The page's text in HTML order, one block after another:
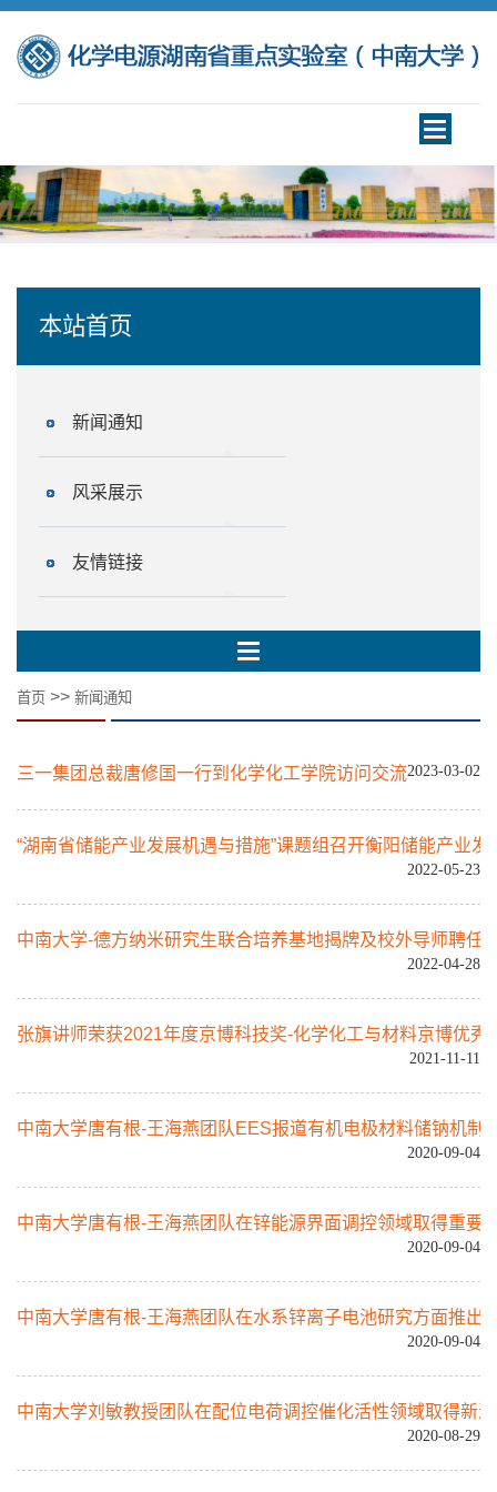
Toggle
navigation
本站首页
新闻通知
风采展示
友情链接
首页 >> 新闻通知
三一集团总裁唐修国一行到化学化工学院访问交流2023-03-02
“湖南省储能产业发展机遇与措施”课题组召开衡阳储能产业发
2022-05-23
中南大学-德方纳米研究生联合培养基地揭牌及校外导师聘任
2022-04-28
张旗讲师荣获2021年度京博科技奖-化学化工与材料京博优秀
2021-11-11
中南大学唐有根-王海燕团队EES报道有机电极材料储钠机制
2020-09-04
中南大学唐有根-王海燕团队在锌能源界面调控领域取得重要
2020-09-04
中南大学唐有根-王海燕团队在水系锌离子电池研究方面推出
2020-09-04
中南大学刘敏教授团队在配位电荷调控催化活性领域取得新
2020-08-29